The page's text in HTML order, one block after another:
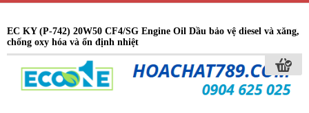
EC KY (P-742) 20W50 CF4/SG Engine Oil Dầu bảo vệ diesel và xăng,
chống oxy hóa và ổn định nhiệt